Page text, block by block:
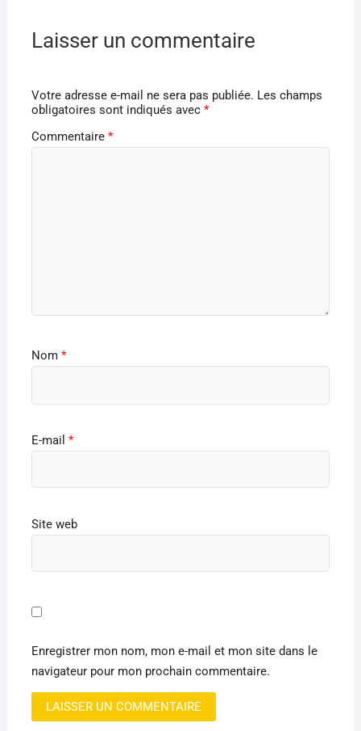
Laisser un commentaire
Votre adresse e-mail ne sera pas publiée. Les champs
obligatoires sont indiqués avec *
Commentaire *
Nom *
E-mail *
Site web
Enregistrer mon nom, mon e-mail et mon site dans le
navigateur pour mon prochain commentaire.